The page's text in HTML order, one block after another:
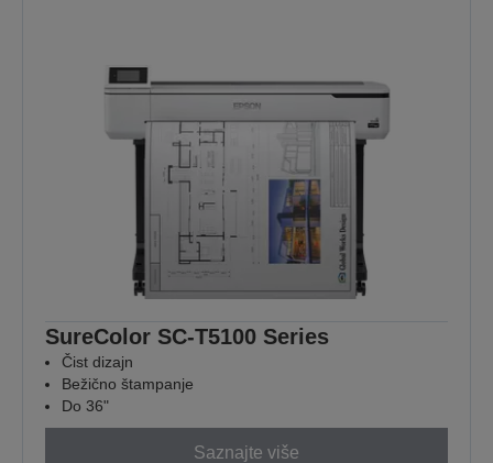
SureColor SC-T5100 Series
Čist dizajn
Bežično štampanje
Do 36"
Saznajte više